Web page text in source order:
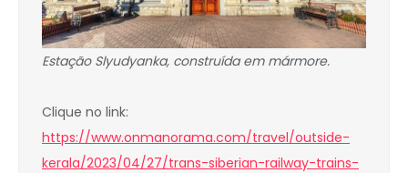
Estação Slyudyanka, construída em mármore.
Clique no link:
https://www.onmanorama.com/travel/outside-
kerala/2023/04/27/trans-siberian-railway-trains-